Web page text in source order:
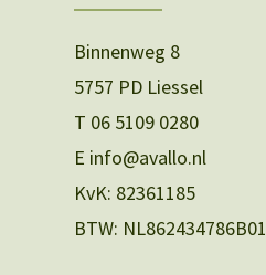
Binnenweg 8
5757 PD Liessel
T 06 5109 0280
E info@avallo.nl
KvK: 82361185
BTW: NL862434786B01